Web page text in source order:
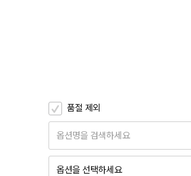
품절 제외
옵션명을 검색하세요
옵션을 선택하세요